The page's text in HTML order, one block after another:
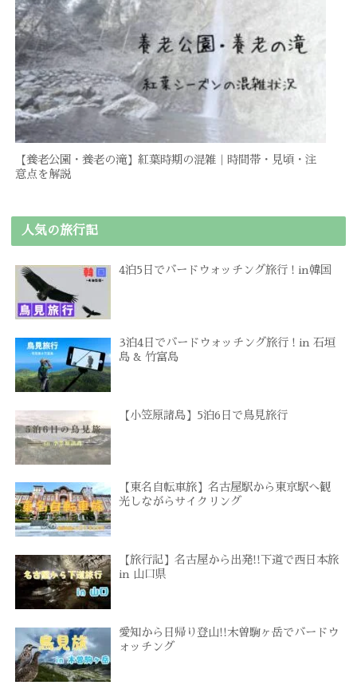
【養老公園・養老の滝】紅葉時期の混雑｜時間帯・見頃・注
意点を解説
人気の旅行記
4泊5日でバードウォッチング旅行 ! in韓国
3泊4日でバードウォッチング旅行 ! in 石垣
島 & 竹富島
【小笠原諸島】5泊6日で鳥見旅行
【東名自転車旅】名古屋駅から東京駅へ観
光しながらサイクリング
【旅行記】名古屋から出発!!下道で西日本旅
in 山口県
愛知から日帰り登山!!木曽駒ヶ岳でバードウ
ォッチング